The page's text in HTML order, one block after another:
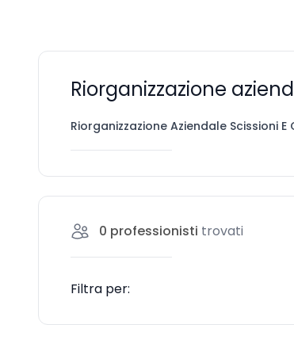
Riorganizzazione
Riorganizzazione Aziendale Scissioni
0 professionisti trovati
Filtra per: